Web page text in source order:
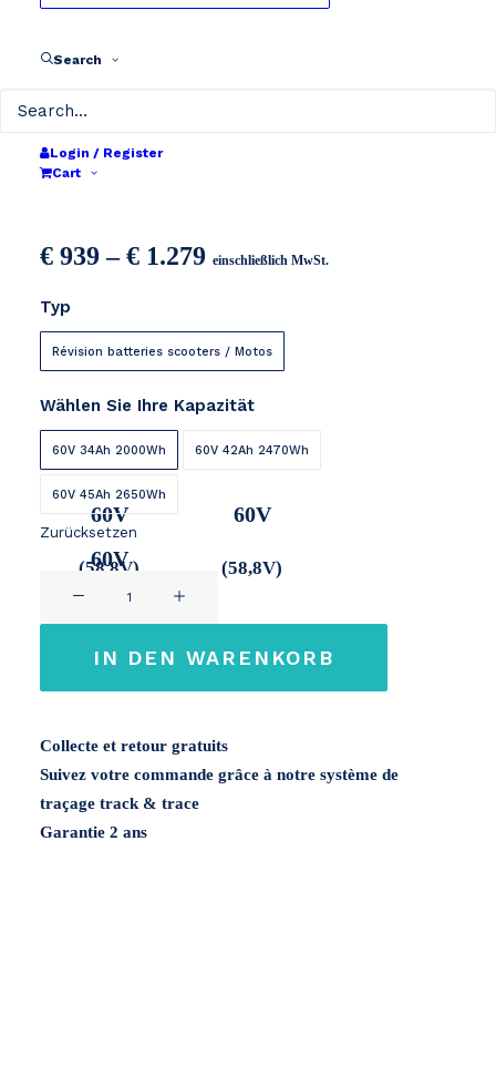
Search
Login / Register
Cart
€ 939 –€ 1.279Preisspanne:
€ 1.279
einschließlich MwSt.
Typ
Révision batteries scooters / Motos
Wählen Sie Ihre Kapazität
60V 34Ah 2000Wh
60V
(58,8V)
60V 42Ah 2470Wh
60V
(58,8V)
60V 45Ah 2650Wh
60V
Zurücksetzen
IN DEN WARENKORB
Collecte et retour gratuits
Suivez votre commande grâce à notre système de
traçage track & trace
Garantie 2 ans